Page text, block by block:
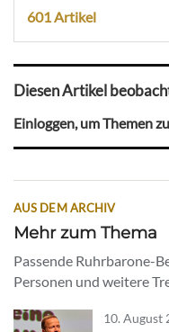
601 Artikel
Diesen Artikel
Einloggen, um Themen
AUS DEM ARCHIV
Mehr zum Thema
Passende Ruhrbarone-
Personen und weitere
10. August